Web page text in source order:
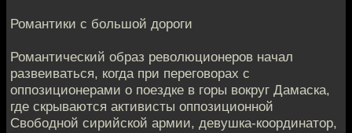
Романтики с большой дороги
Романтический образ революционеров начал
развеиваться, когда при переговорах с
оппозиционерами о поездке в горы вокруг Дамаска,
где скрываются активисты оппозиционной
Свободной сирийской армии, девушка-координатор,